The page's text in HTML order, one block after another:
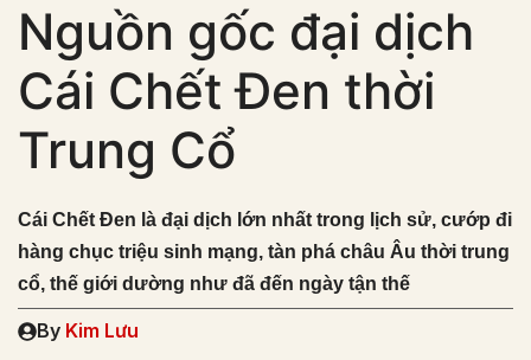
Nguồn gốc đại dịch
Cái Chết Đen thời
Trung Cổ
Cái Chết Đen là đại dịch lớn nhất trong lịch sử, cướp đi
hàng chục triệu sinh mạng, tàn phá châu Âu thời trung
cổ, thế giới dường như đã đến ngày tận thế
By Kim Lưu